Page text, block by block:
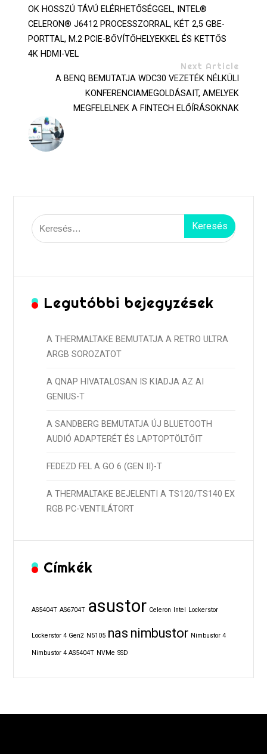
OK HOSSZÚ TÁVÚ ELÉRHETŐSÉGGEL, INTEL®
CELERON® J6412 PROCESSZORRAL, KÉT 2,5 GBE-
PORTTAL, M.2 PCIE-BŐVÍTŐHELYEKKEL ÉS KETTŐS
4K HDMI-VEL
Next Article
A BENQ BEMUTATJA WDC30 VEZETÉK NÉLKÜLI
KONFERENCIAMEGOLDÁSAIT, AMELYEK
MEGFELELNEK A FINTECH ELŐÍRÁSOKNAK
Keresés:
Legutóbbi bejegyzések
A THERMALTAKE BEMUTATJA A RETRO ULTRA
ARGB SOROZATOT
A QNAP HIVATALOSAN IS KIADJA AZ AI
GENIUS-T
A SANDBERG BEMUTATJA ÚJ BLUETOOTH
AUDIÓ ADAPTERÉT ÉS LAPTOPTÖLTŐIT
FEDEZD FEL A GO 6 (GEN II)-T
A THERMALTAKE BEJELENTI A TS120/TS140 EX
RGB PC-VENTILÁTORT
Címkék
AS5404T AS6704T asustor Celeron Intel Lockerstor
Lockerstor 4 Gen2 N5105 nas nimbustor Nimbustor 4
Nimbustor 4 AS5404T NVMe SSD